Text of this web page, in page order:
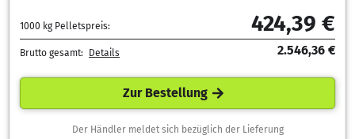
1000 kg Pelletspreis: 424,39 €
Brutto gesamt: Details 2.546,36 €
Zur Bestellung
Der Händler meldet sich bezüglich der Lieferung